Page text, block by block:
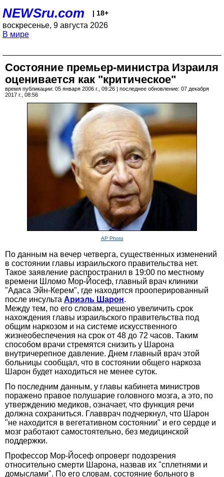
NEWSru.com | 18+
воскресенье, 9 августа 2026
В мире
Состояние премьер-министра Израиля
оценивается как "критическое"
время публикации: 05 января 2006 г., 09:26 | последнее обновление: 07 декабря
2017 г., 08:56
AP Photo
По данным на вечер четверга, cущественных изменений
в состоянии главы израильского правительства нет.
Такое заявление распространил в 19:00 по местному
времени Шломо Мор-Йосеф, главный врач клиники
"Адаса Эйн-Керем", где находится прооперированный
после инсульта Ариэль Шарон.
Между тем, по его словам, решено увеличить срок
нахождения главы израильского правительства под
общим наркозом и на системе искусственного
жизнеобеспечения на срок от 48 до 72 часов. Таким
способом врачи стремятся снизить у Шарона
внутричерепное давление. Днем главный врач этой
больницы сообщал, что в состоянии общего наркоза
Шарон будет находиться не менее суток.
По последним данным, у главы кабинета министров
поражено правое полушарие головного мозга, а это, по
утверждению медиков, означает, что функция речи
должна сохраниться. Главврач подчеркнул, что Шарон
"не находится в вегетативном состоянии" и его сердце и
мозг работают самостоятельно, без медицинской
поддержки.
Профессор Мор-Йосеф опроверг подозрения
относительно смерти Шарона, назвав их "сплетнями и
домыслами". По его словам, состояние больного в